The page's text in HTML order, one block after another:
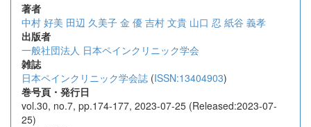
著者
中村 好美 田辺 久美子 金 優 吉村 文貴 山口 忍 紙谷 義孝
出版者
一般社団法人 日本ペインクリニック学会
雑誌
日本ペインクリニック学会誌 (ISSN:13404903)
巻号頁・発行日
vol.30, no.7, pp.174-177, 2023-07-25 (Released:2023-07-
25)